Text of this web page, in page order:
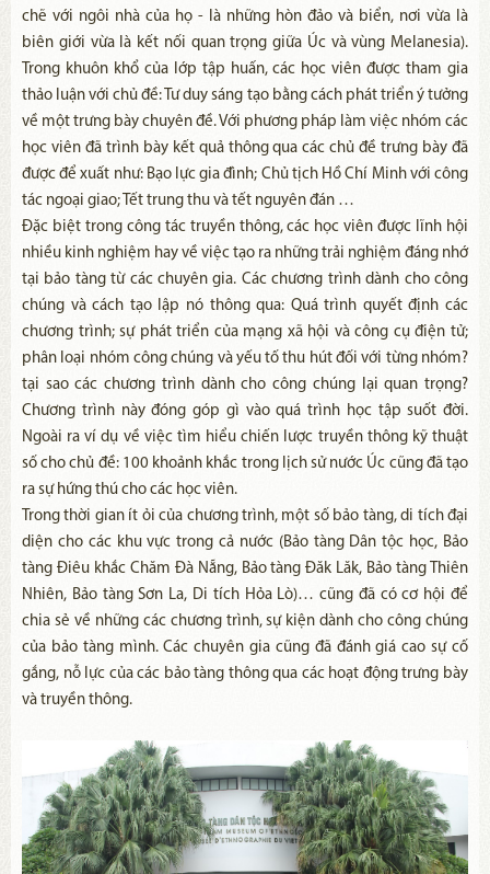
chẽ với ngôi nhà của họ - là những hòn đảo và biển, nơi vừa là
biên giới vừa là kết nối quan trọng giữa Úc và vùng Melanesia).
Trong khuôn khổ của lớp tập huấn, các học viên được tham gia
thảo luận với chủ đề: Tư duy sáng tạo bằng cách phát triển ý tưởng
về một trưng bày chuyên đề. Với phương pháp làm việc nhóm các
học viên đã trình bày kết quả thông qua các chủ đề trưng bày đã
được để xuất như: Bạo lực gia đình; Chủ tịch Hồ Chí Minh với công
tác ngoại giao; Tết trung thu và tết nguyên đán …
Đặc biệt trong công tác truyền thông, các học viên được lĩnh hội
nhiều kinh nghiệm hay về việc tạo ra những trải nghiệm đáng nhớ
tại bảo tàng từ các chuyên gia. Các chương trình dành cho công
chúng và cách tạo lập nó thông qua: Quá trình quyết định các
chương trình; sự phát triển của mạng xã hội và công cụ điện tử;
phân loại nhóm công chúng và yếu tố thu hút đối với từng nhóm?
tại sao các chương trình dành cho công chúng lại quan trọng?
Chương trình này đóng góp gì vào quá trình học tập suốt đời.
Ngoài ra ví dụ về việc tìm hiểu chiến lược truyền thông kỹ thuật
số cho chủ đề: 100 khoảnh khắc trong lịch sử nước Úc cũng đã tạo
ra sự hứng thú cho các học viên.
Trong thời gian ít ỏi của chương trình, một số bảo tàng, di tích đại
diện cho các khu vực trong cả nước (Bảo tàng Dân tộc học, Bảo
tàng Điêu khắc Chăm Đà Nẵng, Bảo tàng Đăk Lăk, Bảo tàng Thiên
Nhiên, Bảo tàng Sơn La, Di tích Hỏa Lò)… cũng đã có cơ hội để
chia sẻ về những các chương trình, sự kiện dành cho công chúng
của bảo tàng mình. Các chuyên gia cũng đã đánh giá cao sự cố
gắng, nỗ lực của các bảo tàng thông qua các hoạt động trưng bày
và truyền thông.